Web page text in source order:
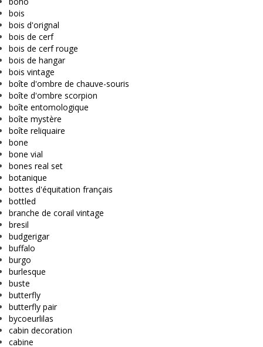
bois
bois d'orignal
bois de cerf
bois de cerf rouge
bois de hangar
bois vintage
boîte d'ombre de chauve-souris
boîte d'ombre scorpion
boîte entomologique
boîte mystère
boîte reliquaire
bone
bone vial
bones real set
botanique
bottes d'équitation français
bottled
branche de corail vintage
bresil
budgerigar
buffalo
burgo
burlesque
buste
butterfly
butterfly pair
bycoeurlilas
cabin decoration
cabine